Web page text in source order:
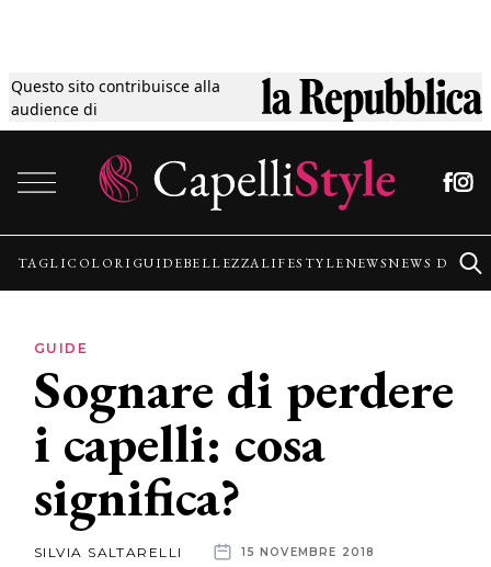
Questo sito contribuisce alla
audience di
Tagli
Colori
Guide
Lifestyle
News
News
TAGLICOLORI GUIDEBELLEZZALIFESTYLENEWSNEWS
GUIDE
Sognare di perdere
i capelli: cosa
significa?
SILVIA SALTARELLI 15 NOVEMBRE 2018